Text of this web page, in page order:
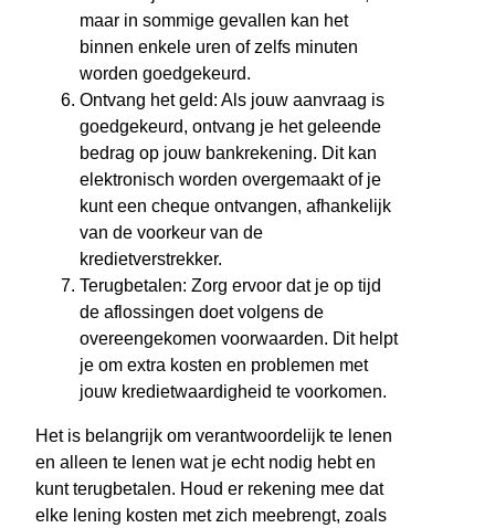
maar in sommige gevallen kan het
binnen enkele uren of zelfs minuten
worden goedgekeurd.
Ontvang het geld: Als jouw aanvraag is
goedgekeurd, ontvang je het geleende
bedrag op jouw bankrekening. Dit kan
elektronisch worden overgemaakt of je
kunt een cheque ontvangen, afhankelijk
van de voorkeur van de
kredietverstrekker.
Terugbetalen: Zorg ervoor dat je op tijd
de aflossingen doet volgens de
overeengekomen voorwaarden. Dit helpt
je om extra kosten en problemen met
jouw kredietwaardigheid te voorkomen.
Het is belangrijk om verantwoordelijk te lenen
en alleen te lenen wat je echt nodig hebt en
kunt terugbetalen. Houd er rekening mee dat
elke lening kosten met zich meebrengt, zoals